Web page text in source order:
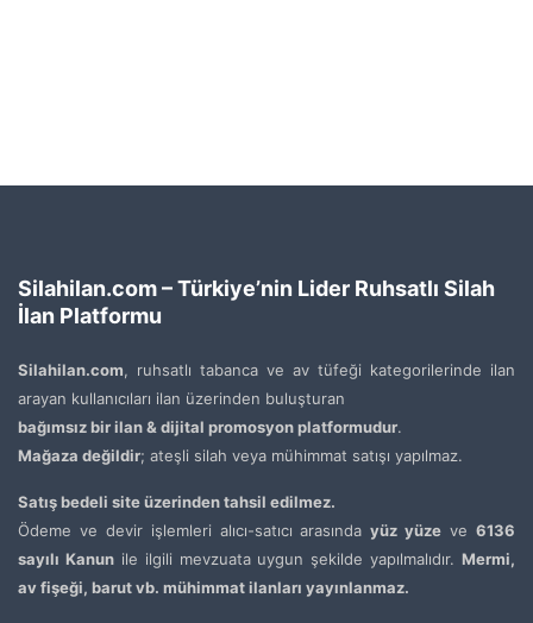
Silahilan.com – Türkiye’nin Lider Ruhsatlı Silah
İlan Platformu
Silahilan.com, ruhsatlı tabanca ve av tüfeği kategorilerinde ilan
arayan kullanıcıları ilan üzerinden buluşturan
bağımsız bir ilan & dijital promosyon platformudur.
Mağaza değildir; ateşli silah veya mühimmat satışı yapılmaz.
Satış bedeli site üzerinden tahsil edilmez.
Ödeme ve devir işlemleri alıcı-satıcı arasındayüz yüze ve6136
sayılı Kanunile ilgili mevzuata uygun şekilde yapılmalıdır. Mermi,
av fişeği, barut vb. mühimmat ilanları yayınlanmaz.